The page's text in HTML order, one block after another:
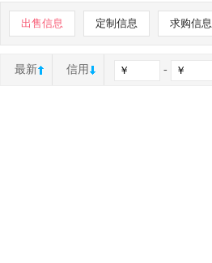
出售信息 定制信息 求购信息
最新 信用 -